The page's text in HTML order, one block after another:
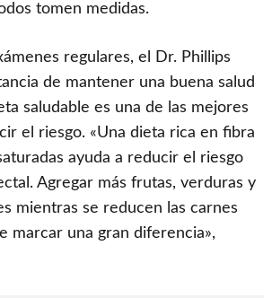
tomen medidas.
regulares, el Dr. Phillips
de mantener una buena salud
saludable es una de las mejores
el riesgo. «Una dieta rica en fibra
ayuda a reducir el riesgo
Agregar más frutas, verduras y
mientras se reducen las carnes
marcar una gran diferencia»,